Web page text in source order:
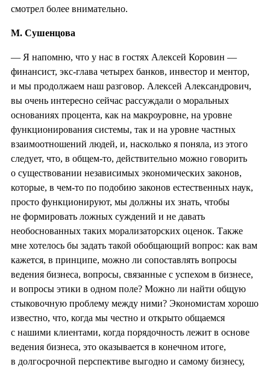
смотрел более внимательно.
М. Сушенцова
— Я напомню, что у нас в гостях Алексей Коровин —
финансист, экс-глава четырех банков, инвестор и ментор,
и мы продолжаем наш разговор. Алексей Александрович,
вы очень интересно сейчас рассуждали о моральных
основаниях процента, как на макроуровне, на уровне
функционирования системы, так и на уровне частных
взаимоотношений людей, и, насколько я поняла, из этого
следует, что, в общем-то, действительно можно говорить
о существовании независимых экономических законов,
которые, в чем-то по подобию законов естественных наук,
просто функционируют, мы должны их знать, чтобы
не формировать ложных суждений и не давать
необоснованных таких морализаторских оценок. Также
мне хотелось бы задать такой обобщающий вопрос: как вам
кажется, в принципе, можно ли сопоставлять вопросы
ведения бизнеса, вопросы, связанные с успехом в бизнесе,
и вопросы этики в одном поле? Можно ли найти общую
стыковочную проблему между ними? Экономистам хорошо
известно, что, когда мы честно и открыто общаемся
с нашими клиентами, когда порядочность лежит в основе
ведения бизнеса, это оказывается в конечном итоге,
в долгосрочной перспективе выгодно и самому бизнесу,